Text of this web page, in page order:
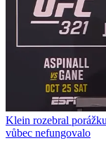
Klein rozebral
vůbec nefungovalo